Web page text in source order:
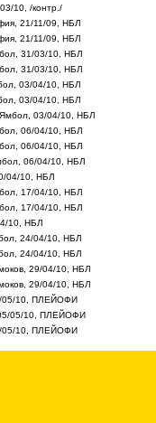
10, /контр./
21/11/09, НБЛ
21/11/09, НБЛ
31/03/10, НБЛ
31/03/10, НБЛ
03/04/10, НБЛ
03/04/10, НБЛ
03/04/10, НБЛ
06/04/10, НБЛ
06/04/10, НБЛ
06/04/10, НБЛ
04/10, НБЛ
17/04/10, НБЛ
17/04/10, НБЛ
10, НБЛ
24/04/10, НБЛ
24/04/10, НБЛ
29/04/10, НБЛ
29/04/10, НБЛ
05/10, ПЛЕЙОФИ
05/10, ПЛЕЙОФИ
05/10, ПЛЕЙОФИ